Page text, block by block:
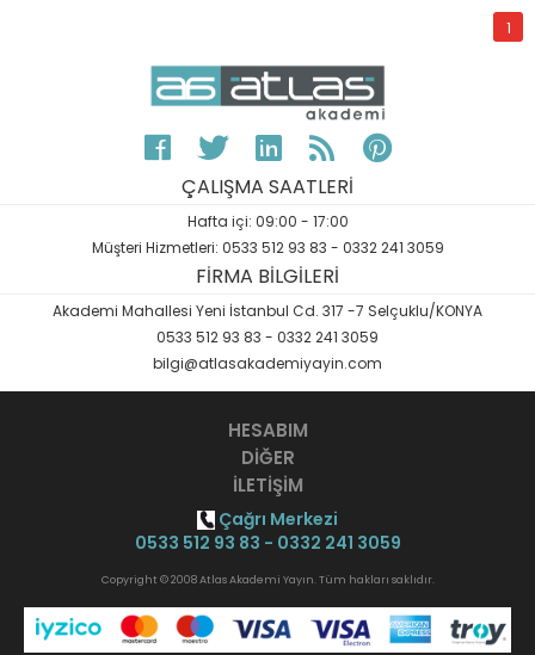
1
ÇALIŞMA SAATLERİ
Hafta içi: 09:00 - 17:00
Müşteri Hizmetleri: 0533 512 93 83 - 0332 241 3059
FİRMA BİLGİLERİ
Akademi Mahallesi Yeni İstanbul Cd. 317 -7 Selçuklu/KONYA
0533 512 93 83 - 0332 241 3059
bilgi@atlasakademiyayin.com
HESABIM
DİĞER
İLETİŞİM
Çağrı Merkezi
0533 512 93 83 - 0332 241 3059
Copyright © 2008 Atlas Akademi Yayın. Tüm hakları saklıdır.